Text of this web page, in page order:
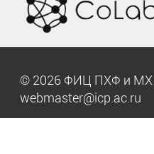
© 2026 ФИЦ ПХФ и
webmaster@icp.ac.ru